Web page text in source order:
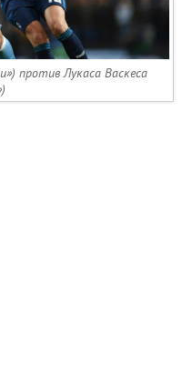
против Лукаса Васкеса